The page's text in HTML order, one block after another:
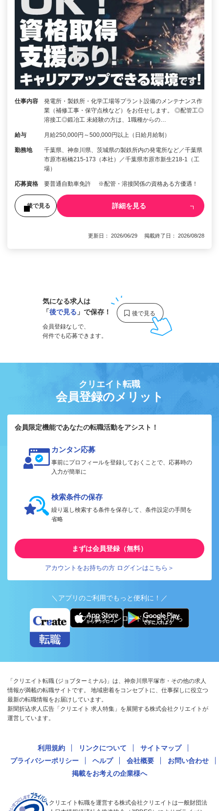
仕事内容
発電所・製鉄所・化学工場等プラント設備のメンテナンス作
業（補修工事・保守点検など）をお任せします。 ◎配管工◎
溶接工◎鍛冶工 未経験の方は、1職種からの…
給与 月給250,000円～500,000円以上（日給月給制）
勤務地
千葉県、神奈川県、茨城県の製鉄所内の発電所など／千葉県
市原市栢橋215-173（本社）／千葉県市原市新生218-1（工
場）
応募資格 要普通自動車免許 ※配管・溶接関係の資格ある方優遇！
後で見る 詳細を見る
更新日： 2026/06/29 掲載終了日： 2026/08/28
気になる求人は
「後で見る 」で保存！
会員登録なしで、
何件でも応募できます。
クリエイト転職
会員登録のメリット
会員限定機能であなたの転職活動をアシスト！
カンタン応募
事前にプロフィールを登録しておくことで、応募時の
入力が簡単に
検索条件の保存
繰り返し検索する条件を保存して、条件設定の手間を
省略
まずは会員登録（無料）
アカウントをお持ちの方 ログインはこちら＞
＼アプリのご利用でもっと便利に！／
アプリ版ダウンロードはこちらから
「クリエイト転職 (ジョブターミナル)」は、神奈川県平塚市・その他の求人
情報が満載の転職サイトです。 地域密着をコンセプトに、仕事探しに役立つ
最新の転職情報をお届けしています。
新聞折込求人広告「クリエイト 求人特集」を展開する株式会社クリエイトが
運営しています。
利用規約 リンクについて
サイトマップ
プライバシーポリシー
ヘルプ 会社概要
お問い合わせ
掲載をお考えの企業様へ
クリエイト転職を運営する株式会社クリエイトは一般財団法